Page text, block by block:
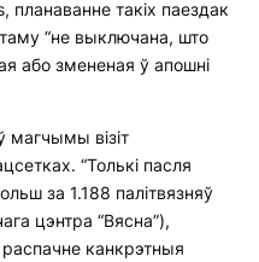
такіх паездак
“не выключана, што
або змененая ў апошні
магчымы візіт
“Толькі пасля
за 1.188 палітвязняў
цэнтра “Вясна”),
канкрэтныя